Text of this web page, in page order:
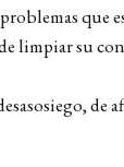
que
limpiar su
de